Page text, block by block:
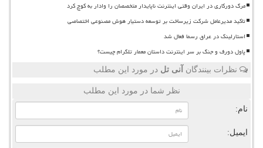
مرگ دورکاری در ایران وقتی اینترنت ناپایدار متخصصان را وادار به کوچ کرد
تاکید مدیرعامل شرکت زیرساخت بر توسعه دستیار هوش مصنوعی اختصاصی
استارلینک در عراق رسما فعال شد
پاول دورف و جنگ بر سر اینترنت داستان معمار تلگرام چیست؟
نظرات بینندگان آنی تل در مورد این مطلب
نظر شما در مورد این مطلب
نام:
ایمیل: